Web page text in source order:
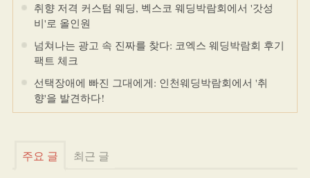
취향 저격 커스텀 웨딩, 벡스코 웨딩박람회에서 '갓성
비'로 올인원
넘쳐나는 광고 속 진짜를 찾다: 코엑스 웨딩박람회 후기
팩트 체크
선택장애에 빠진 그대에게: 인천웨딩박람회에서 '취
향'을 발견하다!
주요 글 최근 글